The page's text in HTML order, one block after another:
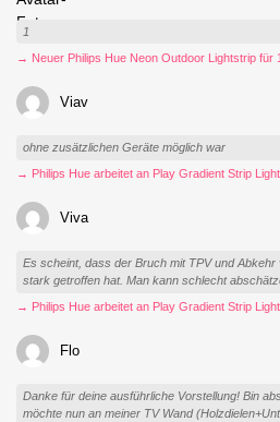
1
→ Neuer Philips Hue Neon Outdoor Lightstrip für
Viav
ohne zusätzlichen Geräte möglich war
→ Philips Hue arbeitet an Play Gradient Strip
Viva
Es scheint, dass der Bruch mit TPV und Abkehr
stark getroffen hat. Man kann schlecht
→ Philips Hue arbeitet an Play Gradient Strip
Flo
Danke für deine ausführliche Vorstellung! Bin
möchte nun an meiner TV Wand